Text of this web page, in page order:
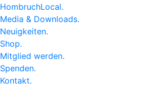
HombruchLocal.
Media & Downloads.
Neuigkeiten.
Shop.
Mitglied werden.
Spenden.
Kontakt.